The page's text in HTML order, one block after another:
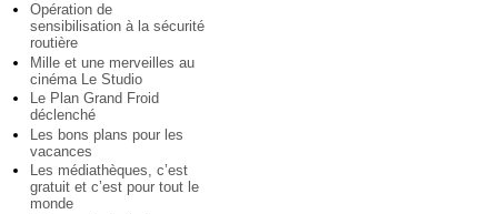
Opération de
sensibilisation à la sécurité
routière
Mille et une merveilles au
cinéma Le Studio
Le Plan Grand Froid
déclenché
Les bons plans pour les
vacances
Les médiathèques, c’est
gratuit et c’est pour tout le
monde